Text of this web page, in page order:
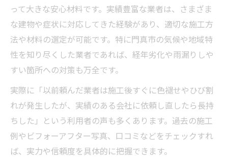
って大きな安心材料です。実績豊富な業者は、さまざま
な建物や症状に対応してきた経験があり、適切な施工方
法や材料の選定が可能です。特に門真市の気候や地域特
性を知り尽くした業者であれば、経年劣化や雨漏りしや
すい箇所への対策も万全です。
実際に「以前頼んだ業者は施工後すぐに色褪せやひび割
れが発生したが、実績のある会社に依頼し直したら長持
ちした」という利用者の声も多くあります。過去の施工
例やビフォーアフター写真、口コミなどをチェックすれ
ば、実力や信頼度を具体的に把握できます。